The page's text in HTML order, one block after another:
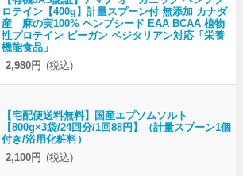
ロテイン【400g】計量スプーン付 無添加 カナダ
産 麻の実100% ヘンプシード EAA BCAA 植物
性プロテイン ビーガン ベジタリアン対応「栄養
機能食品」
2,980円 (税込)
【宅配便送料無料】国産エプソムソルト
【800g×3袋/24回分/1回88円】（計量スプーン1個
付き/浴用化粧料）
2,100円 (税込)